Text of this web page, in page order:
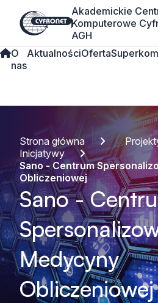
Akademickie
Komputerowe
AGH
O
nas
AktualnościOferta
Strona główna
Inicjatywy
Sano - Centrum
Obliczeniowej
Sano -
Medycyny
Obliczeniowej